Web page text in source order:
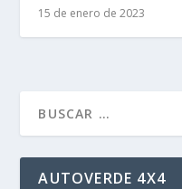
15 de enero de 2023
AUTOVERDE 4X4